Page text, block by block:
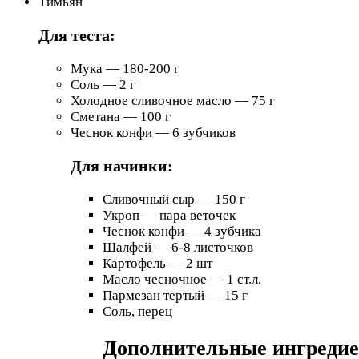
Для теста:
Мука — 180-200 г
Соль — 2 г
Холодное сливочное масло — 75 г
Сметана — 100 г
Чеснок конфи — 6 зубчиков
Для начинки:
Сливочный сыр — 150 г
Укроп — пара веточек
Чеснок конфи — 4 зубчика
Шалфей — 6-8 листочков
Картофель — 2 шт
Масло чесночное — 1 ст.л.
Пармезан тертый — 15 г
Соль, перец
Дополнительные